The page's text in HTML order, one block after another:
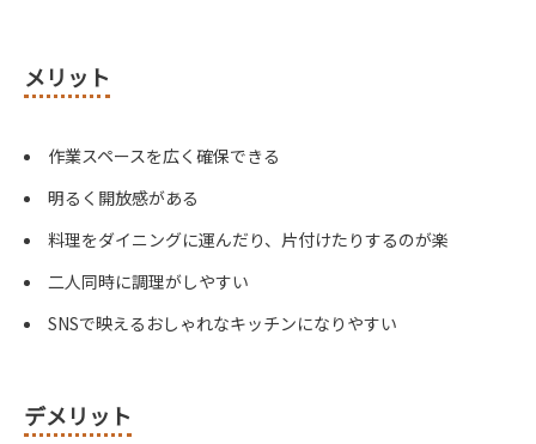
メリット
作業スペースを広く確保できる
明るく開放感がある
料理をダイニングに運んだり、片付けたりするのが楽
二人同時に調理がしやすい
SNSで映えるおしゃれなキッチンになりやすい
デメリット